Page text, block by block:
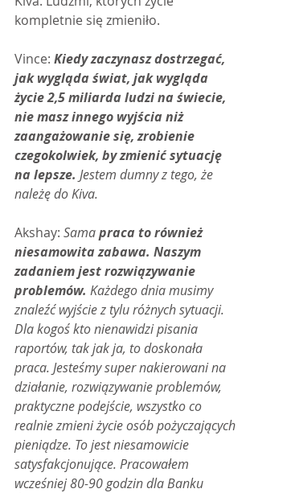
kompletnie się zmieniło.
Vince: Kiedy zaczynasz dostrzegać,
jak wygląda świat, jak wygląda
życie 2,5 miliarda ludzi na świecie,
nie masz innego wyjścia niż
zaangażowanie się, zrobienie
czegokolwiek, by zmienić sytuację
na lepsze. Jestem dumny z tego, że
należę do Kiva.
Akshay: Sama praca to również
niesamowita zabawa. Naszym
zadaniem jest rozwiązywanie
problemów. Każdego dnia musimy
znaleźć wyjście z tylu różnych sytuacji.
Dla kogoś kto nienawidzi pisania
raportów, tak jak ja, to doskonała
praca. Jesteśmy super nakierowani na
działanie, rozwiązywanie problemów,
praktyczne podejście, wszystko co
realnie zmieni życie osób pożyczających
pieniądze. To jest niesamowicie
satysfakcjonujące. Pracowałem
wcześniej 80-90 godzin dla Banku